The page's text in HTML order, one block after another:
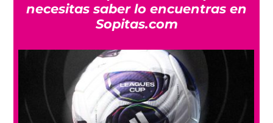
necesitas saber lo encuentras en
Sopitas.com